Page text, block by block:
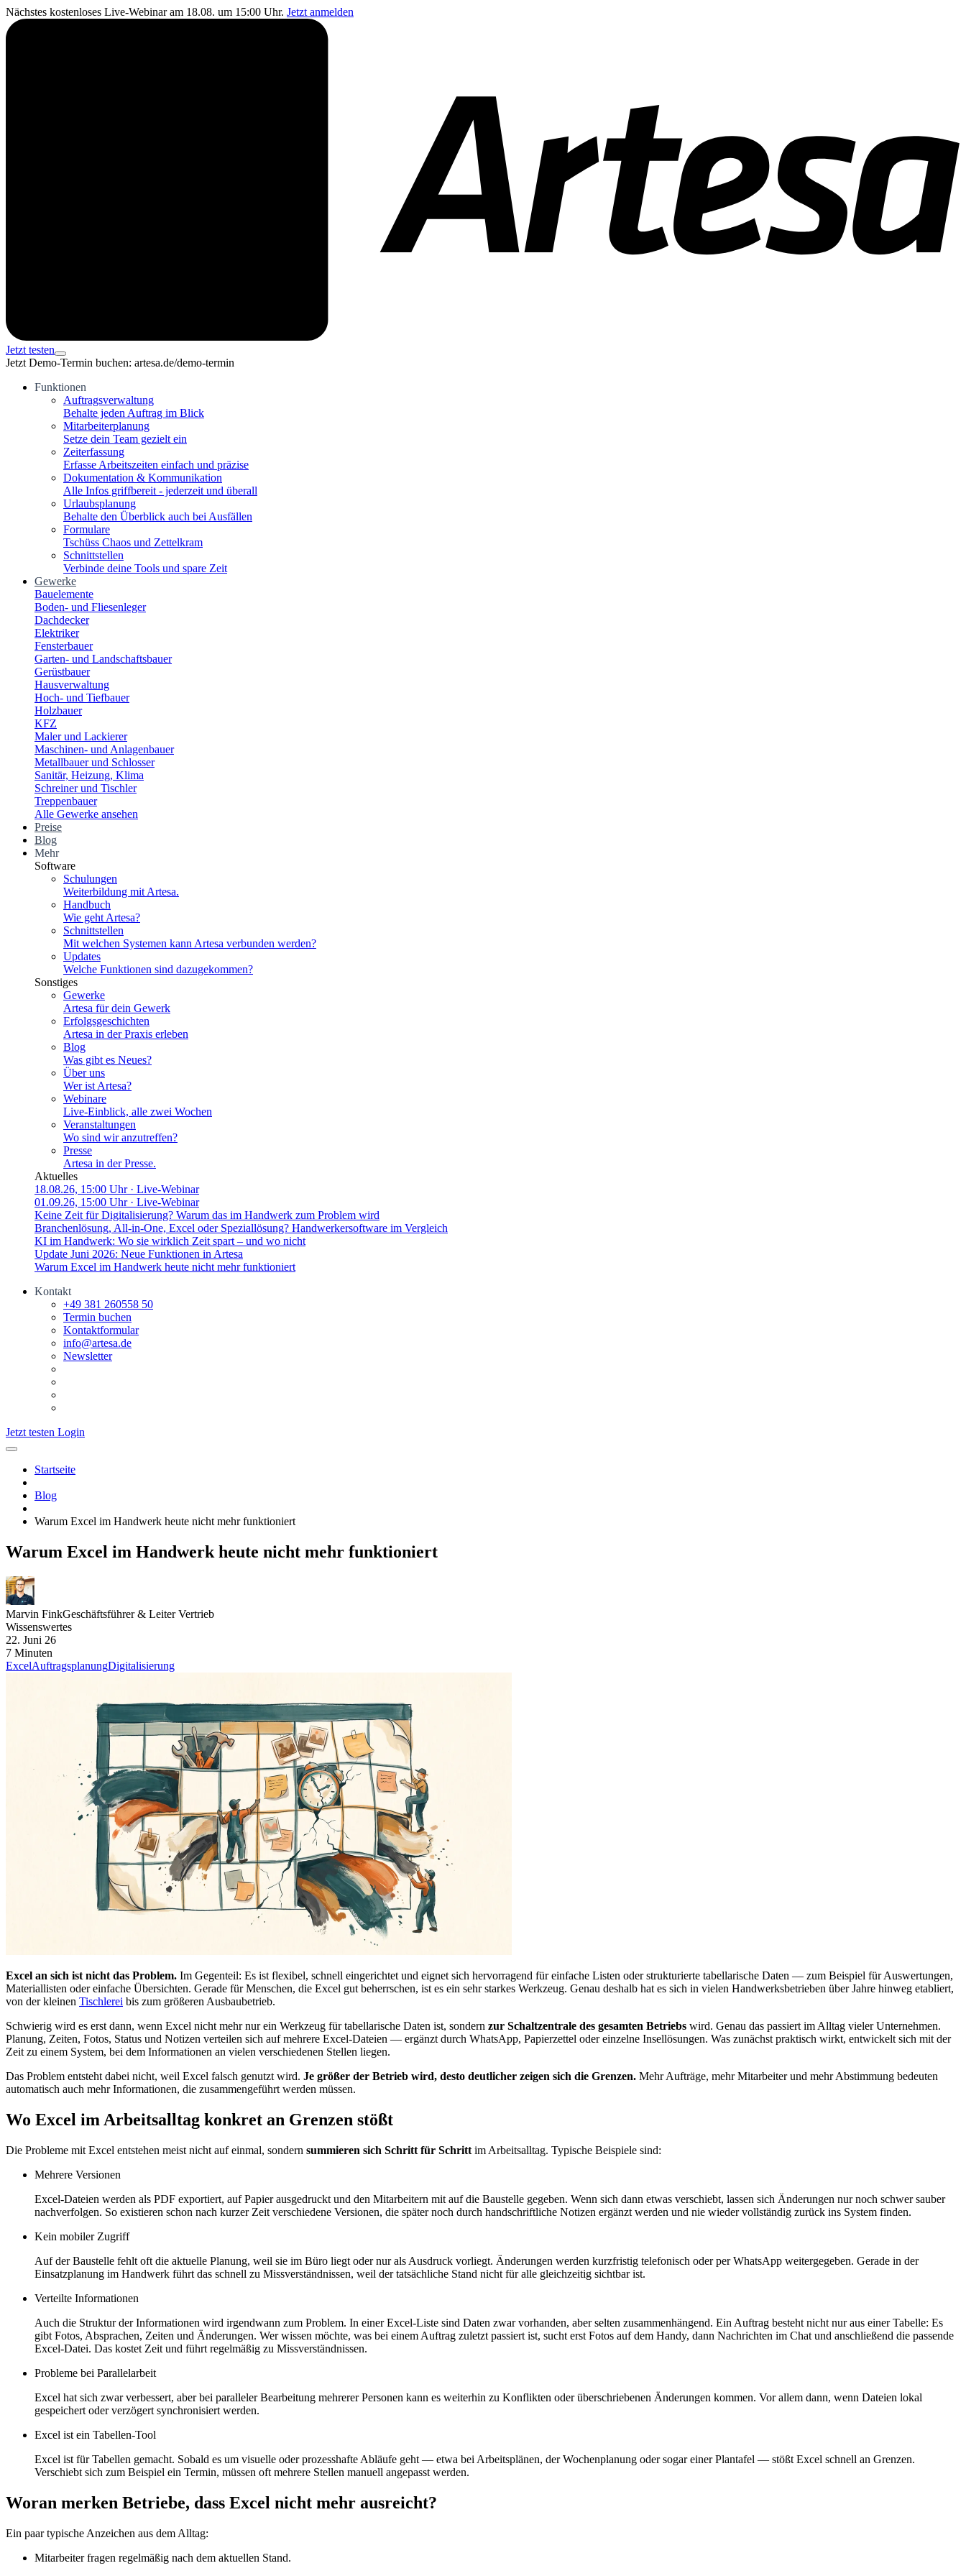
Nächstes kostenloses Live-Webinar am 18.08. um 15:00 Uhr. Jetzt anmelden
Jetzt testen
Jetzt Demo-Termin buchen: artesa.de/demo-termin
Funktionen
Auftragsverwaltung
Behalte jeden Auftrag im Blick
Mitarbeiterplanung
Setze dein Team gezielt ein
Zeiterfassung
Erfasse Arbeitszeiten einfach und präzise
Dokumentation & Kommunikation
Alle Infos griffbereit - jederzeit und überall
Urlaubsplanung
Behalte den Überblick auch bei Ausfällen
Formulare
Tschüss Chaos und Zettelkram
Schnittstellen
Verbinde deine Tools und spare Zeit
Gewerke
Bauelemente
Boden- und Fliesenleger
Dachdecker
Elektriker
Fensterbauer
Garten- und Landschaftsbauer
Gerüstbauer
Hausverwaltung
Hoch- und Tiefbauer
Holzbauer
KFZ
Maler und Lackierer
Maschinen- und Anlagenbauer
Metallbauer und Schlosser
Sanitär, Heizung, Klima
Schreiner und Tischler
Treppenbauer
Alle Gewerke ansehen
Preise
Blog
Mehr
Software
Schulungen
Weiterbildung mit Artesa.
Handbuch
Wie geht Artesa?
Schnittstellen
Mit welchen Systemen kann Artesa verbunden werden?
Updates
Welche Funktionen sind dazugekommen?
Sonstiges
Gewerke
Artesa für dein Gewerk
Erfolgsgeschichten
Artesa in der Praxis erleben
Blog
Was gibt es Neues?
Über uns
Wer ist Artesa?
Webinare
Live-Einblick, alle zwei Wochen
Veranstaltungen
Wo sind wir anzutreffen?
Presse
Artesa in der Presse.
Aktuelles
18.08.26, 15:00 Uhr· Live-Webinar
01.09.26, 15:00 Uhr· Live-Webinar
Keine Zeit für Digitalisierung? Warum das im Handwerk zum Problem wird
Branchenlösung, All-in-One, Excel oder Speziallösung? Handwerkersoftware im Vergleich
KI im Handwerk: Wo sie wirklich Zeit spart – und wo nicht
Update Juni 2026: Neue Funktionen in Artesa
Warum Excel im Handwerk heute nicht mehr funktioniert
Kontakt
+49 381 260558 50
Termin buchen
Kontaktformular
info@artesa.de
Newsletter
Jetzt testen Login
Startseite
Blog
Warum Excel im Handwerk heute nicht mehr funktioniert
Warum Excel im Handwerk heute nicht mehr funktioniert
Marvin FinkGeschäftsführer & Leiter Vertrieb
Wissenswertes
22. Juni 26
7 Minuten
ExcelAuftragsplanungDigitalisierung
Excel an sich ist nicht das Problem. Im Gegenteil: Es ist flexibel, schnell eingerichtet und eignet sich hervorragend für einfache Listen oder strukturierte tabellarische Daten — zum Beispiel für Auswertungen,
Materiallisten oder einfache Übersichten. Gerade für Menschen, die Excel gut beherrschen, ist es ein sehr starkes Werkzeug. Genau deshalb hat es sich in vielen Handwerksbetrieben über Jahre hinweg etabliert,
von der kleinen Tischlerei bis zum größeren Ausbaubetrieb.
Schwierig wird es erst dann, wenn Excel nicht mehr nur ein Werkzeug für tabellarische Daten ist, sondern zur Schaltzentrale des gesamten Betriebs wird. Genau das passiert im Alltag vieler Unternehmen.
Planung, Zeiten, Fotos, Status und Notizen verteilen sich auf mehrere Excel-Dateien — ergänzt durch WhatsApp, Papierzettel oder einzelne Insellösungen. Was zunächst praktisch wirkt, entwickelt sich mit der
Zeit zu einem System, bei dem Informationen an vielen verschiedenen Stellen liegen.
Das Problem entsteht dabei nicht, weil Excel falsch genutzt wird. Je größer der Betrieb wird, desto deutlicher zeigen sich die Grenzen. Mehr Aufträge, mehr Mitarbeiter und mehr Abstimmung bedeuten
automatisch auch mehr Informationen, die zusammengeführt werden müssen.
Wo Excel im Arbeitsalltag konkret an Grenzen stößt
Die Probleme mit Excel entstehen meist nicht auf einmal, sondern summieren sich Schritt für Schritt im Arbeitsalltag. Typische Beispiele sind:
Mehrere Versionen
Excel-Dateien werden als PDF exportiert, auf Papier ausgedruckt und den Mitarbeitern mit auf die Baustelle gegeben. Wenn sich dann etwas verschiebt, lassen sich Änderungen nur noch schwer sauber
nachverfolgen. So existieren schon nach kurzer Zeit verschiedene Versionen, die später noch durch handschriftliche Notizen ergänzt werden und nie wieder vollständig zurück ins System finden.
Kein mobiler Zugriff
Auf der Baustelle fehlt oft die aktuelle Planung, weil sie im Büro liegt oder nur als Ausdruck vorliegt. Änderungen werden kurzfristig telefonisch oder per WhatsApp weitergegeben. Gerade in der
Einsatzplanung im Handwerk führt das schnell zu Missverständnissen, weil der tatsächliche Stand nicht für alle gleichzeitig sichtbar ist.
Verteilte Informationen
Auch die Struktur der Informationen wird irgendwann zum Problem. In einer Excel-Liste sind Daten zwar vorhanden, aber selten zusammenhängend. Ein Auftrag besteht nicht nur aus einer Tabelle: Es
gibt Fotos, Absprachen, Zeiten und Änderungen. Wer wissen möchte, was bei einem Auftrag zuletzt passiert ist, sucht erst Fotos auf dem Handy, dann Nachrichten im Chat und anschließend die passende
Excel-Datei. Das kostet Zeit und führt regelmäßig zu Missverständnissen.
Probleme bei Parallelarbeit
Excel hat sich zwar verbessert, aber bei paralleler Bearbeitung mehrerer Personen kann es weiterhin zu Konflikten oder überschriebenen Änderungen kommen. Vor allem dann, wenn Dateien lokal
gespeichert oder verzögert synchronisiert werden.
Excel ist ein Tabellen-Tool
Excel ist für Tabellen gemacht. Sobald es um visuelle oder prozesshafte Abläufe geht — etwa bei Arbeitsplänen, der Wochenplanung oder sogar einer Plantafel — stößt Excel schnell an Grenzen.
Verschiebt sich zum Beispiel ein Termin, müssen oft mehrere Stellen manuell angepasst werden.
Woran merken Betriebe, dass Excel nicht mehr ausreicht?
Ein paar typische Anzeichen aus dem Alltag:
Mitarbeiter fragen regelmäßig nach dem aktuellen Stand.